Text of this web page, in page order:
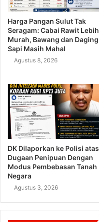
Harga Pangan Sulut Tak
Seragam: Cabai Rawit Lebih
Murah, Bawang dan Daging
Sapi Masih Mahal
Agustus 8, 2026
DK Dilaporkan ke Polisi atas
Dugaan Penipuan Dengan
Modus Pembebasan Tanah
Negara
Agustus 3, 2026